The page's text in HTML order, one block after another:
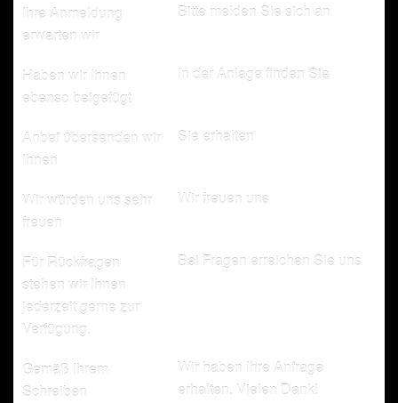
Ihre Anmeldung
erwarten wir
Bitte melden Sie sich an
Haben wir Ihnen
ebenso beigefügt
In der Anlage finden Sie
Anbei übersenden wir
Ihnen
Sie erhalten
Wir würden uns sehr
freuen
Wir freuen uns
Für Rückfragen
stehen wir Ihnen
jederzeit gerne zur
Verfügung.
Bei Fragen erreichen Sie uns
Gemäß Ihrem
Schreiben
Wir haben Ihre Anfrage
erhalten. Vielen Dank!